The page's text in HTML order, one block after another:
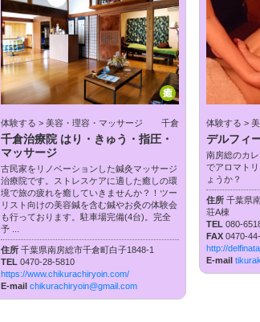
癒
体験する > 美容・理容・マッサージ 千倉
千倉治療院 はり・きゅう・指圧・
マッサージ
古民家をリノベーションした鍼灸マッサージ
治療院です。ストレスケアに適した癒しの環
境で旅の疲れを癒していきませんか？！ツー
リスト向けの美容鍼を含む鍼やお灸の体験会
も行っております。駐車場完備(4台)。完全
予 ...
住所 千葉県南房総市千倉町白子1848-1
TEL 0470-28-5810
https://www.chikurachiryoin.com/
E-mail chikurachiryoin@gmail.com
体験する >
デルフィ
南房総のカ
でアロマト
ょうか？
住所 千葉県
荘A棟
TEL 080-
FAX 0470-
http://
E-mail